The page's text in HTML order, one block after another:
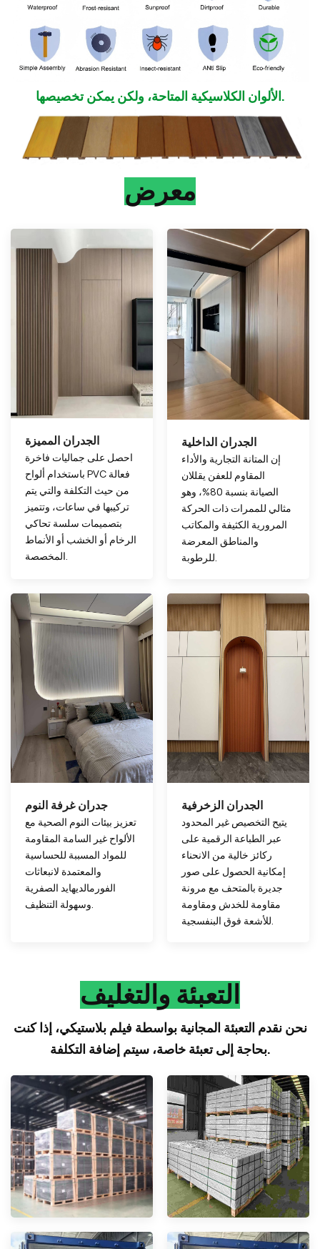
الألوان الكلاسيكية المتاحة، ولكن يمكن تخصيصها.
معرض
الجدران المميزة
احصل على جماليات فاخرة
باستخدام ألواح PVC فعالة
من حيث التكلفة والتي يتم
تركيبها في ساعات، وتتميز
بتصميمات سلسة تحاكي
الرخام أو الخشب أو الأنماط
الجدران الداخلية
إن المتانة التجارية والأداء
المقاوم للعفن يقللان
الصيانة بنسبة 80%، وهو
مثالي للممرات ذات الحركة
المرورية الكثيفة والمكاتب
والمناطق المعرضة
جدران غرفة النوم
تعزيز بيئات النوم الصحية مع
الألواح غير السامة المقاومة
للمواد المسببة للحساسية
والمعتمدة لانبعاثات
الفورمالديهايد الصفرية
وسهولة التنظيف.
الجدران الزخرفية
يتيح التخصيص غير المحدود
عبر الطباعة الرقمية على
ركائز خالية من الانحناء
إمكانية الحصول على صور
جديرة بالمتحف مع مرونة
مقاومة للخدش ومقاومة
للأشعة فوق البنفسجية.
التعبئة والتغليف
نحن نقدم التعبئة المجانية بواسطة فيلم بلاستيكي، إذا كنت
بحاجة إلى تعبئة خاصة، سيتم إضافة التكلفة.